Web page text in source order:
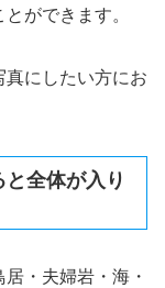
ができます。
真にしたい方にお
全体が入り
・夫婦岩・海・